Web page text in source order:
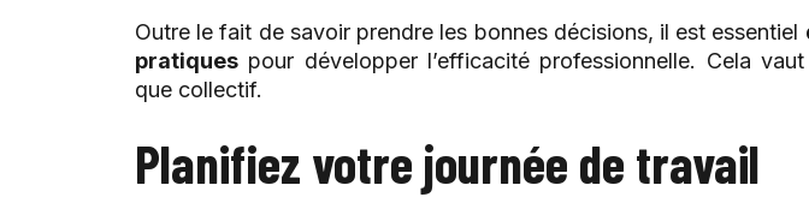
Outre le fait de savoir prendre les bonnes décisions, il est essentiel
pratiques pour développer l’efficacité professionnelle. Cela
que collectif.
Planifiez votre journée de travail